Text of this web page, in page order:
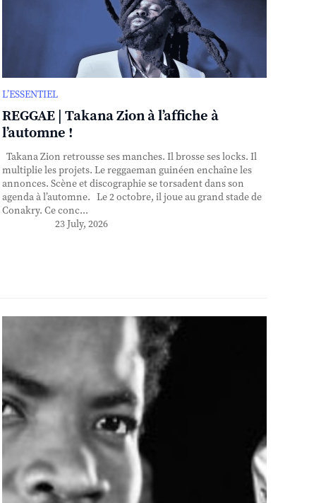
L’ESSENTIEL
REGGAE | Takana Zion à l’affiche à
l’automne !
Takana Zion retrousse ses manches. Il brosse ses locks. Il
multiplie les projets. Le reggaeman guinéen enchaîne les
annonces. Scène et discographie se torsadent dans son
agenda à l’automne. Le 2 octobre, il joue au grand stade de
Conakry. Ce conc...
23 July, 2026